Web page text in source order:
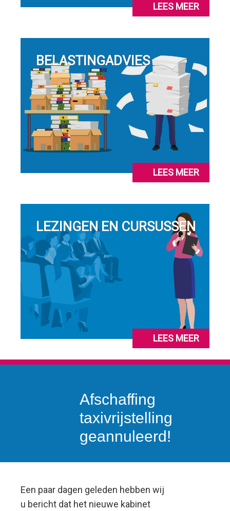
LEES MEER
BELASTINGADVIES
LEES MEER
LEZINGEN EN CURSUSSEN
LEES MEER
Afschaffing
taxivrijstelling
geannuleerd!
Een paar dagen geleden hebben wij
u bericht dat het nieuwe kabinet